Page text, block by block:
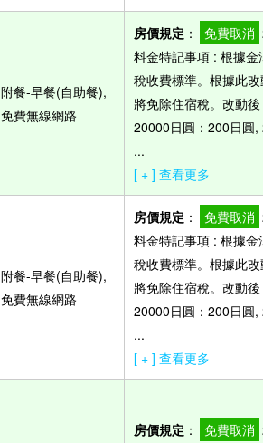
附餐-早餐(自助餐),
免費無線網路
房價規定 ： 免費取消
料金特記事項 : 根據
稅收費標準。根據此
將免除住宿稅。改動
20000日圓：200日圓
...
[ + ] 查看更多
附餐-早餐(自助餐),
免費無線網路
房價規定 ： 免費取消
料金特記事項 : 根據
稅收費標準。根據此
將免除住宿稅。改動
20000日圓：200日圓
...
[ + ] 查看更多
房價規定 ： 免費取消